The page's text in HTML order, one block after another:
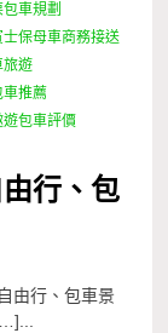
包車規劃
士保母車商務接送
旅遊
車推薦
遊包車評價
行、包
由行、包車景